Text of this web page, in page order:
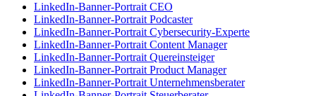
LinkedIn-Banner-Portrait CEO
LinkedIn-Banner-Portrait Podcaster
LinkedIn-Banner-Portrait Cybersecurity-Experte
LinkedIn-Banner-Portrait Content Manager
LinkedIn-Banner-Portrait Quereinsteiger
LinkedIn-Banner-Portrait Product Manager
LinkedIn-Banner-Portrait Unternehmensberater